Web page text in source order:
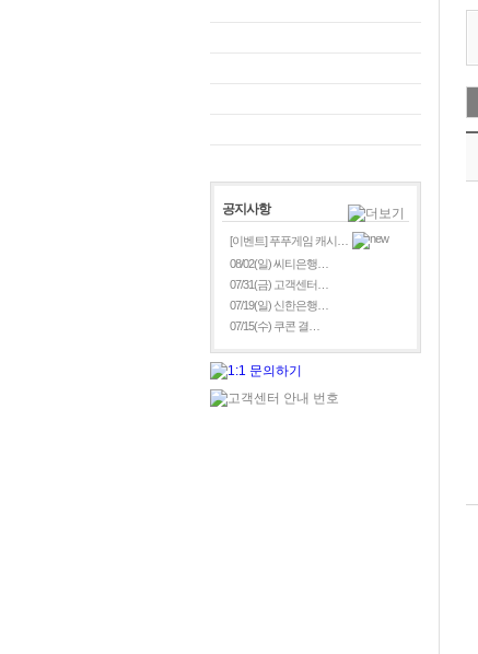
공지사항
[이벤트] 푸푸게임 캐시…
08/02(일) 씨티은행…
07/31(금) 고객센터…
07/19(일) 신한은행…
07/15(수) 쿠콘 결…